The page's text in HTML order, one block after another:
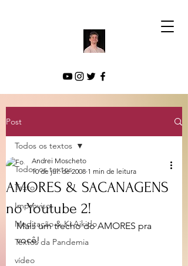
Post
Todos os textos
Texto
Improviso
Meditação & Ki Aikido
Textos da Pandemia
vídeo
Todos os textos
AMORES & SACANAGENS
no Youtube 2!
Andrei Moscheto
10 de jul. de 2008 1 min de leitura
Mais um trecho do AMORES pra
você!